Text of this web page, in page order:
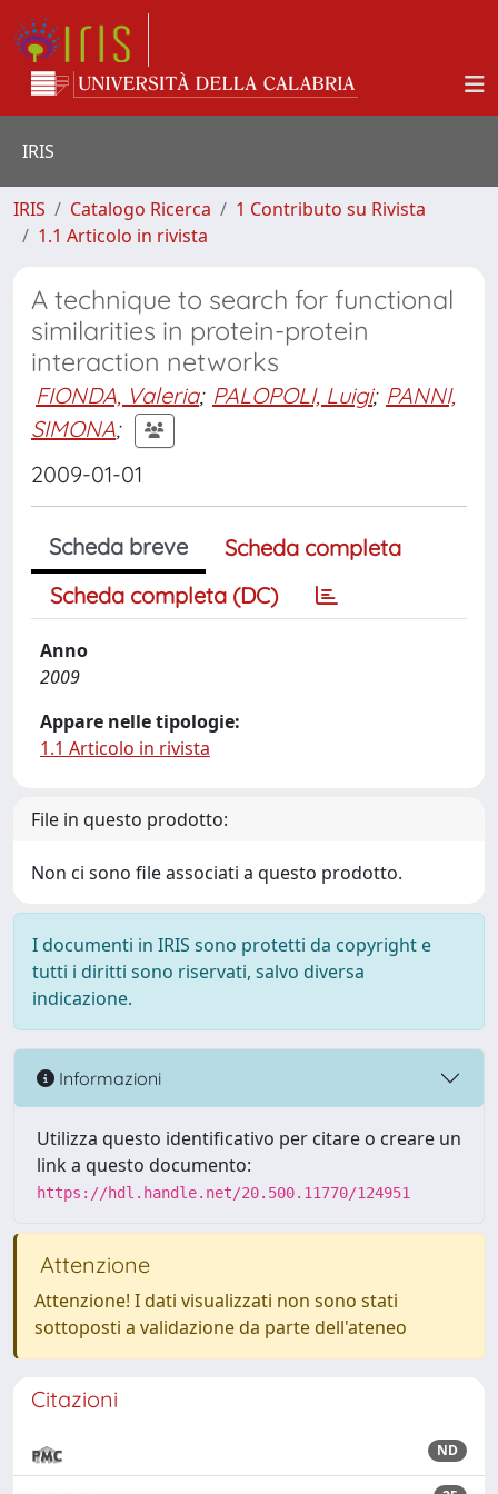
IRIS
IRIS Catalogo Ricerca
1 Contributo su Rivista
1.1 Articolo in rivista
A technique to search for functional
similarities in protein-protein
interaction networks
FIONDA, Valeria; PALOPOLI, Luigi; PANNI,
SIMONA;
2009-01-01
Scheda breve
Scheda completa
Scheda completa (DC)
Anno
2009
Appare nelle tipologie:
1.1 Articolo in rivista
File in questo prodotto:
Non ci sono file associati a questo prodotto.
I documenti in IRIS sono protetti da copyright e
tutti i diritti sono riservati, salvo diversa
indicazione.
Informazioni
Utilizza questo identificativo per citare o creare un
link a questo documento:
https://hdl.handle.net/20.500.11770/124951
Attenzione
Attenzione! I dati visualizzati non sono stati
sottoposti a validazione da parte dell'ateneo
Citazioni
ND